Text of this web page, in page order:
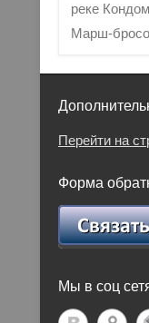
реке
Марш-
Перейти на
Форма
Мы в соц